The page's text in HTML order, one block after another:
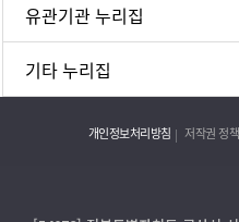
유관기관 누리집
기타 누리집
개인정보처리방침 저작권 정책